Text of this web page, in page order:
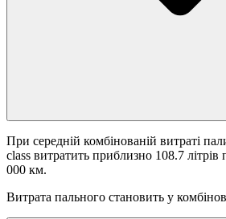
При середній комбінованій витраті
class витратить приблизно 108.7 літрів
000 км.
Витрата пального становить у